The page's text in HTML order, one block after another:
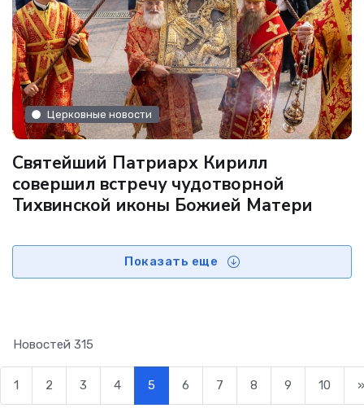
Церковные новости
Святейший Патриарх Кирилл
совершил встречу чудотворной
Тихвинской иконы Божией Матери
Показать еще
Новостей 315
1 2 3 4 5 6 7 8 9 10 »